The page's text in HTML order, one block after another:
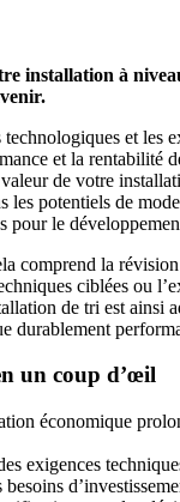
installation à
et les
et la rentabilité
de votre
les potentiels de
pour le
comprend la
ciblées ou
de tri est ainsi
durablement
un coup d’œil
économique
exigences